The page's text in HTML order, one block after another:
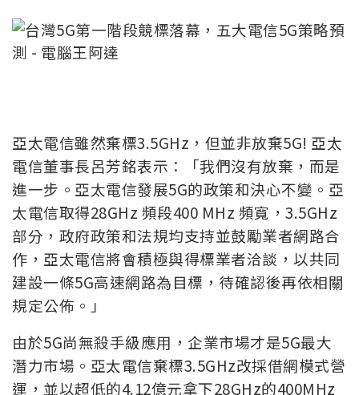
亞太電信雖然棄標3.5GHz，但並非放棄5G! 亞太
電信董事長呂芳銘表示：「我們沒有放棄，而是
進一步。亞太電信發展5G的政策和決心不變。亞
太電信取得28GHz 頻段400 MHz 頻寬，3.5GHz
部分，政府政策和法規均支持並鼓勵業者網路合
作，亞太電信將會積極與得標業者洽談，以共同
建設一條5G高速網路為目標，待確認後再依相關
規定公佈。」
由於5G尚無殺手級應用，企業市場才是5G最大
潛力市場。亞太電信棄標3.5GHz改採借網模式營
運，並以超低的4.12億元拿下28GHz的400MHz